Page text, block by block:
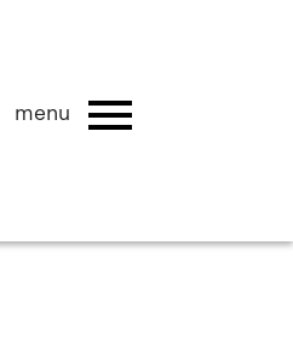
menu menu